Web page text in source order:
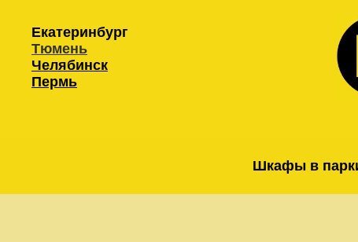
Екатеринбург
Тюмень
Челябинск
Пермь
Шкафы в